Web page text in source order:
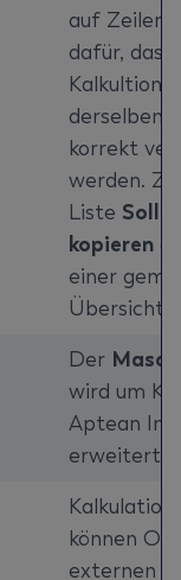
auf
dafür,
Kalkultion
derselben
korrekt
werden.
Liste Soll-
kopieren
einer
Übersicht
Der
wird um
Aptean
erweitert.
können
externen